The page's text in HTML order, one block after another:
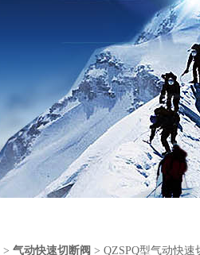
> 气动快速切断阀 > QZSPQ型气动快速